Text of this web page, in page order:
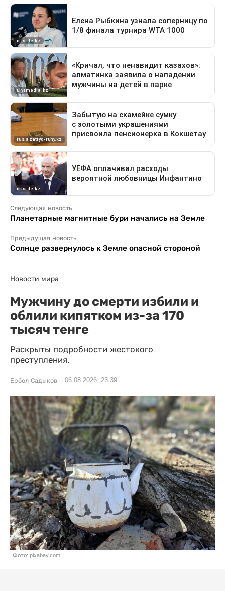
Следующая новость
Планетарные магнитные бури начались на Земле
Предыдущая новость
Солнце развернулось к Земле опасной стороной
Новости мира
Мужчину до смерти избили и
облили кипятком из-за 170
тысяч тенге
Раскрыты подробности жестокого
преступления.
Ербол Садыков 06.08.2026, 23:39
Фото: pixabay.com